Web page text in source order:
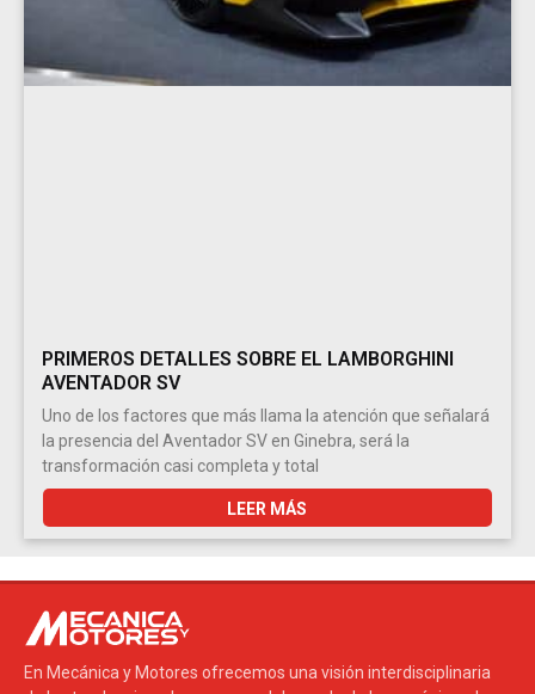
PRIMEROS DETALLES SOBRE EL LAMBORGHINI
AVENTADOR SV
Uno de los factores que más llama la atención que señalará
la presencia del Aventador SV en Ginebra, será la
transformación casi completa y total
LEER MÁS
En Mecánica y Motores ofrecemos una visión interdisciplinaria